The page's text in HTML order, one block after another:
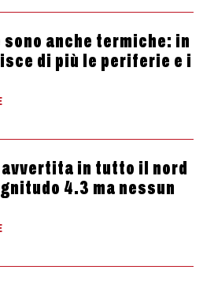
anche termiche: in
di più le periferie e i
avvertita in tutto il nord
4.3 ma nessun